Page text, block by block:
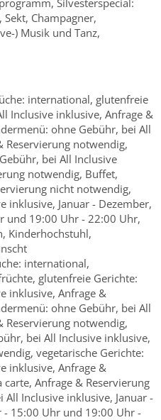
Champagner,
) Musik und Tanz,
international, glutenfreie
Inclusive inklusive, Anfrage &
ohne Gebühr, bei All
Reservierung notwendig,
bei All Inclusive
notwendig, Buffet,
nicht notwendig,
inklusive, Januar - Dezember,
und 19:00 Uhr - 22:00 Uhr,
Kinderhochstuhl,
international,
glutenfreie Gerichte:
inklusive, Anfrage &
ohne Gebühr, bei All
Reservierung notwendig,
bei All Inclusive inklusive,
vegetarische Gerichte:
inklusive, Anfrage &
Anfrage & Reservierung
Inclusive inklusive, Januar -
- 15:00 Uhr und 19:00 Uhr -